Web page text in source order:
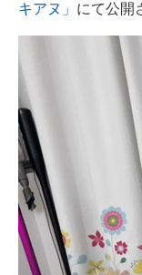
キアヌ」 にて公開